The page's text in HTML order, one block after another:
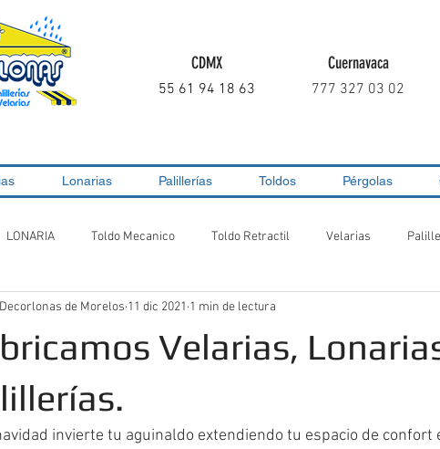
CDMX
55 61 94 18 63
Cuernavaca
777 327 03 02
Lonarias Palillerías Toldos Pérgolas
LONARIA Toldo Mecanico Toldo Retractil Velarias
Toldos Velaria
Velarias,
Decorlonas de Morelos 11 dic 2021 1 min de lectura
invierte tu aguinaldo extendiendo tu espacio de confort